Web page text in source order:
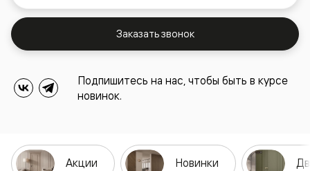
Заказать звонок
Подпишитесь на нас, чтобы быть в курсе
новинок.
Акции Новинки